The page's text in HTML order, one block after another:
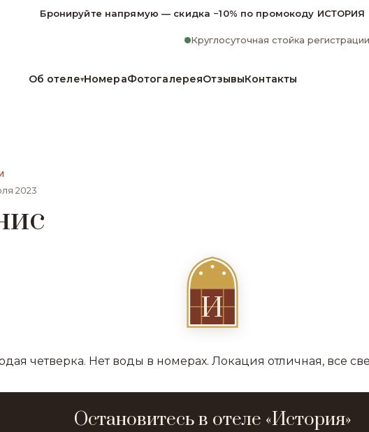
Бронируйте напрямую — скидка −10% по промокоду ИСТОРИЯ
Круглосуточная стойка регистрации
Об отеле▾НомераФотогалереяОтзывыКонтакты
2023
И
четверка. Нет воды в номерах. Локация отличная, все
Остановитесь в отеле «История»